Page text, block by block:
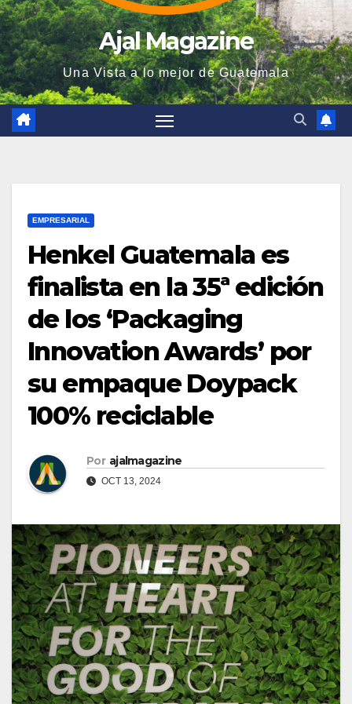
Ajal Magazine
Una Vista a lo mejor de Guatemala
EMPRESARIAL
Henkel Guatemala es
finalista en la 35ª edición
de los ‘Packaging
Innovation Awards’ por
su empaque Doypack
100% reciclable
Por ajalmagazine
OCT 13, 2024